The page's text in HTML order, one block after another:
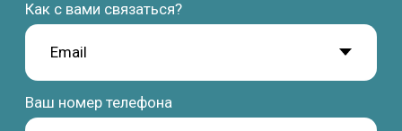
Study Barcelona